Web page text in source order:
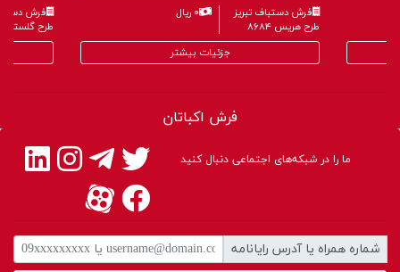
فرش
طرح گلستانی
۰ ریال
فرش دستباف تبریز
طرح هریس ۸۶۸۴
جزئیات بیشتر
فرش اکباتان
ما را در شبکه‌های اجتماعی دنبال کنید
شماره همراه یا آدرس رایانامه